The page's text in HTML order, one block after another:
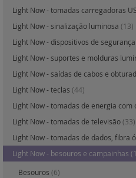
Light Now - tomadas carregadoras
Light Now - sinalização luminosa (13)
Light Now - dispositivos de
Light Now - suportes e molduras
Light Now - saídas de cabos e
Light Now - teclas (44)
Light Now - tomadas de energia com
Light Now - tomadas de televisão(33)
Light Now - tomadas de dados, fibra
Light Now - besouros e campainhas
Besouros (6)